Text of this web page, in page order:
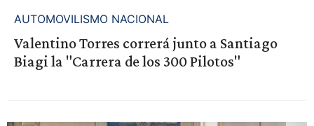
AUTOMOVILISMO NACIONAL
Valentino Torres correrá junto a Santiago
Biagi la "Carrera de los 300 Pilotos"